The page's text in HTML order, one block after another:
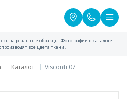
на реальные образцы. Фотографии в каталоге
все цвета ткани.
Каталог Visconti 07